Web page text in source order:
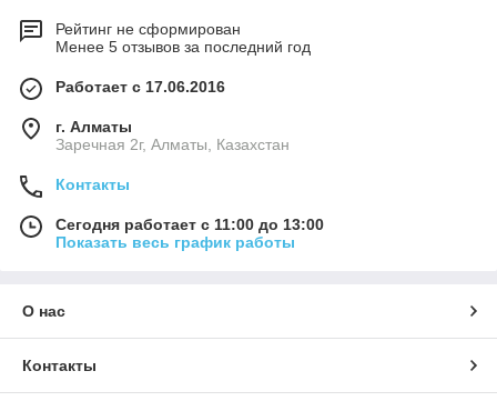
Рейтинг не сформирован
Менее 5 отзывов за последний год
Работает с 17.06.2016
г. Алматы
Заречная 2г, Алматы, Казахстан
Контакты
Сегодня работает с 11:00 до 13:00
Показать весь график работы
О нас
Контакты